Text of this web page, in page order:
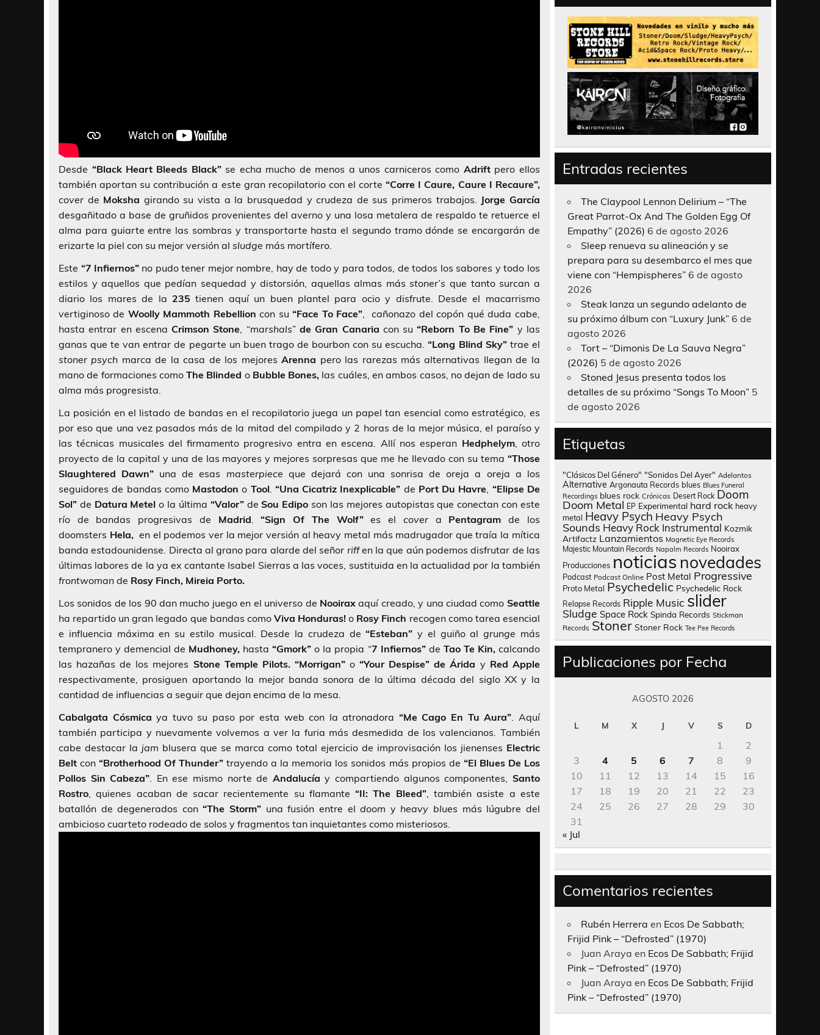
Desde “Black Heart Bleeds Black”se echa mucho de menos a unos carniceros como Adriftpero ellos
también aportan su contribución a este gran recopilatorio con el corte“Corre I Caure, Caure I Recaure”,
cover de Moksha girando su vista a la brusquedad y crudeza de sus primeros trabajos. Jorge García
desgañitado a base de gruñidos provenientes del averno y una losa metalera de respaldo te retuerce el
alma para guiarte entre las sombras y transportarte hasta el segundo tramo dónde se encargarán de
erizarte la piel con su mejor versión al sludge más mortífero.
Este “7 Infiernos” no pudo tener mejor nombre, hay de todo y para todos, de todos los sabores y todo los
estilos y aquellos que pedían sequedad y distorsión, aquellas almas másstoner’sque tanto surcan a
diario los mares de la 235 tienen aquí un buen plantel para ocio y disfrute. Desde el macarrismo
vertiginoso de Woolly Mammoth Rebellion con su“Face To Face”, cañonazo del copón qué duda cabe,
hasta entrar en escenaCrimson Stone, “marshals”de Gran Canaria con su “Reborn To Be Fine” y las
ganas que te van entrar de pegarte un buen trago de bourbon con su escucha.“Long Blind Sky”trae el
stoner psych marca de la casa de los mejoresArenna pero las rarezas más alternativas llegan de la
mano de formaciones comoThe Blinded oBubble Bones, las cuáles, en ambos casos, no dejan de lado su
alma más progresista.
La posición en el listado de bandas en el recopilatorio juega un papel tan esencial como estratégico, es
por eso que una vez pasados más de la mitad del compilado y 2 horas de la mejor música, el paraíso y
las técnicas musicales del firmamento progresivo entra en escena. Allí nos esperan Hedphelym, otro
proyecto de la capital y una de las mayores y mejores sorpresas que me he llevado con su tema “Those
Slaughtered Dawn” una de esas masterpiece que dejará con una sonrisa de oreja a oreja a los
seguidores de bandas como Mastodon o Tool. “Una Cicatriz Inexplicable” de Port Du Havre, “Elipse De
Sol” de Datura Metel o la última “Valor”deSou Edipo son las mejores autopistas que conectan con este
río de bandas progresivas de Madrid. “Sign Of The Wolf”es el covera Pentagram de los
doomsters Hela, en el podemos ver la mejor versión al heavy metal más madrugador que traía la mítica
banda estadounidense. Directa al grano para alarde del señor riffen la que aún podemos disfrutar de las
últimas labores de la ya ex cantante Isabel Sierras a las voces, sustituida en la actualidad por la también
frontwoman de Rosy Finch, Mireia Porto.
Los sonidos de los 90 dan mucho juego en el universo de Nooiraxaquí creado, y una ciudad como Seattle
ha repartido un gran legado que bandas como Viva Honduras! o Rosy Finch recogen como tarea esencial
e influencia máxima en su estilo musical. Desde la crudeza de“Esteban” y el guiño algrunge más
tempranero y demencial de Mudhoney, hasta “Gmork”o la propia “7 Infiernos”de Tao Te Kin, calcando
las hazañas de los mejores Stone Temple Pilots. “Morrigan”o“Your Despise” de Árida y Red Apple
respectivamente, prosiguen aportando la mejor banda sonora de la última década del siglo XX y la
cantidad de influencias a seguir que dejan encima de la mesa.
Cabalgata Cósmicaya tuvo su paso por esta web con la atronadora “Me Cago En Tu Aura”. Aquí
también participa y nuevamente volvemos a ver la furia más desmedida de los valencianos. También
cabe destacar la jam blusera que se marca como total ejercicio de improvisación los jienenses Electric
Belt con“Brotherhood Of Thunder” trayendo a la memoria los sonidos más propios de “El Blues De Los
Pollos Sin Cabeza”. En ese mismo norte de Andalucía y compartiendo algunos componentes, Santo
Rostro, quienes acaban de sacar recientemente su flamante“II: The Bleed”, también asiste a este
batallón de degenerados con“The Storm” una fusión entre eldoom yheavy blues más lúgubre del
ambicioso cuarteto rodeado de solos y fragmentos tan inquietantes como misteriosos.
Entradas recientes
The Claypool Lennon Delirium – “The
Great Parrot-Ox And The Golden Egg Of
Empathy” (2026) 6 de agosto 2026
Sleep renueva su alineación y se
prepara para su desembarco el mes que
viene con “Hempispheres” 6 de agosto
2026
Steak lanza un segundo adelanto de
su próximo álbum con “Luxury Junk” 6 de
agosto 2026
Tort – “Dimonis De La Sauva Negra”
(2026) 5 de agosto 2026
Stoned Jesus presenta todos los
detalles de su próximo “Songs To Moon” 5
de agosto 2026
Etiquetas
"Clásicos Del Género" "Sonidos Del Ayer" Adelantos
Alternative Argonauta Records blues Blues Funeral
Recordings blues rock Crónicas Desert Rock Doom
Doom Metal EP Experimental hard rock heavy
metal Heavy Psych Heavy Psych
Sounds Heavy Rock Instrumental Kozmik
Artifactz Lanzamientos Magnetic Eye Records
Majestic Mountain Records Napalm Records Nooirax
Producciones noticias novedades
Podcast Podcast Online Post Metal Progressive
Proto Metal Psychedelic Psychedelic Rock
Relapse Records Ripple Music slider
Sludge Space Rock Spinda Records Stickman
Records Stoner Stoner Rock Tee Pee Records
Publicaciones por Fecha
AGOSTO 2026
L M X J V S D
1
2
3
4 5 6 7 8
9
10
11 12 13 14 15
16
17
18 19 20 21 22
23
24
25 26 27 28 29
30
31
« Jul
Comentarios recientes
Rubén Herrera en Ecos De Sabbath;
Frijid Pink – “Defrosted” (1970)
Juan Araya en Ecos De Sabbath; Frijid
Pink – “Defrosted” (1970)
Juan Araya en Ecos De Sabbath; Frijid
Pink – “Defrosted” (1970)